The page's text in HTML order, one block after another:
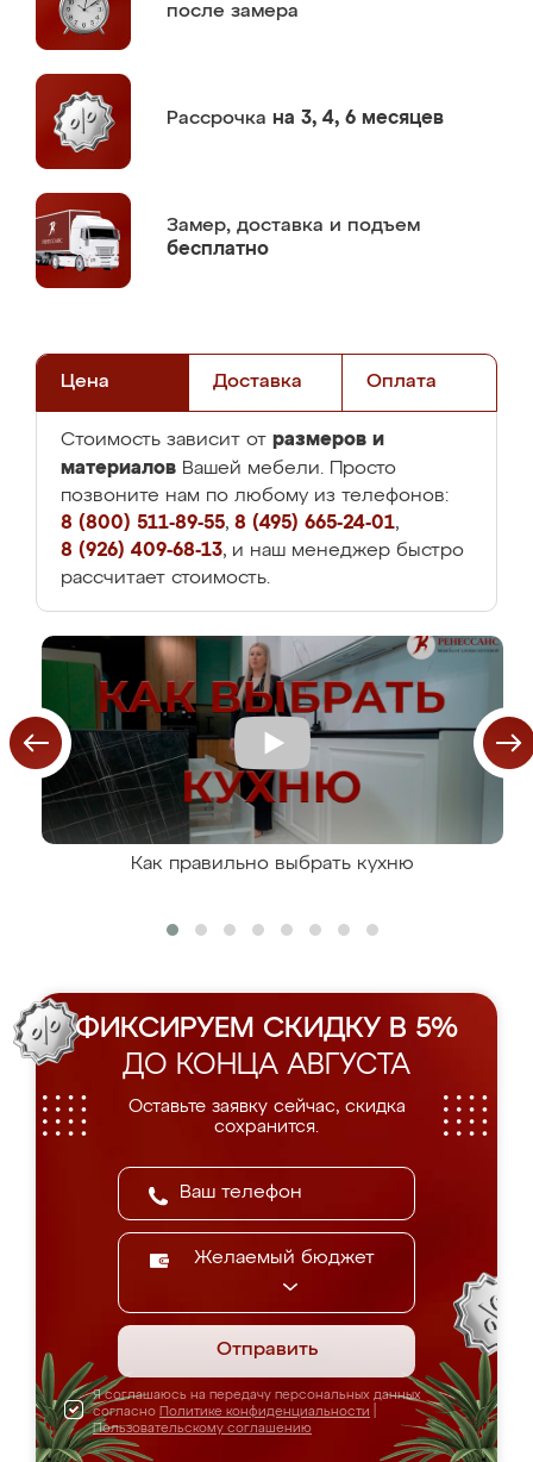
после замера
Рассрочка на 3, 4, 6 месяцев
Замер, доставка и подъем
бесплатно
Цена Доставка Оплата
Стоимость зависит от размеров и
материалов Вашей мебели. Просто
позвоните нам по любому из телефонов:
8 (800) 511-89-55, 8 (495) 665-24-01,
8 (926) 409-68-13, и наш менеджер быстро
рассчитает стоимость.
Как правильно выбрать кухню
ФИКСИРУЕМ СКИДКУ В 5%
ДО КОНЦА АВГУСТА
Оставьте заявку сейчас, скидка
сохранится.
Желаемый бюджет
Отправить
Я соглашаюсь на передачу персональных данных
согласно Политике конфиденциальности
Пользовательскому соглашению